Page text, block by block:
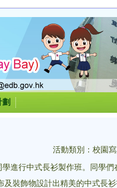
活動類別：校園
進行中式長衫製作班。同學
裝飾物設計出精美的中式長